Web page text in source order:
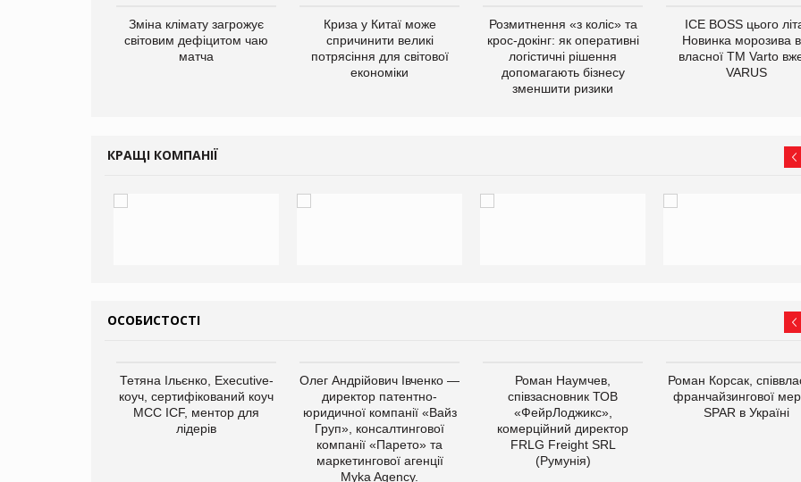
Зміна клімату загрожує
світовим дефіцитом чаю
матча
Криза у Китаї може
спричинити великі
потрясіння для світової
економіки
Розмитнення «з коліс» та
крос-докінг: як оперативні
логістичні рішення
допомагають бізнесу
зменшити ризики
ICE BOSS цього
Новинка морозива
власної ТМ Varto
VARUS
КРАЩІ КОМПАНІЇ
ОСОБИСТОСТІ
Тетяна Ільєнко, Executive-
коуч, сертифікований коуч
МСС ICF, ментор для
лідерів
Олег Андрійович Івченко —
директор патентно-
юридичної компанії «Вайз
Груп», консалтингової
компанії «Парето» та
маркетингової агенції
Myka Agency.
Роман Наумчев,
співзасновник ТОВ
«ФейрЛоджикс»,
комерційний директор
FRLG Freight SRL
(Румунія)
Роман Корсак,
франчайзингової
SPAR в Україні